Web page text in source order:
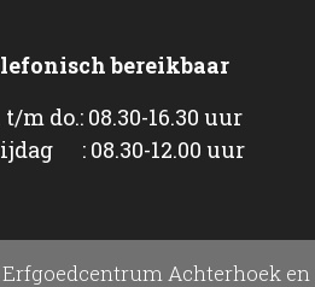
bereikbaar
t/m do.: 08.30-16.30 uur
: 08.30-12.00 uur
Achterhoek en